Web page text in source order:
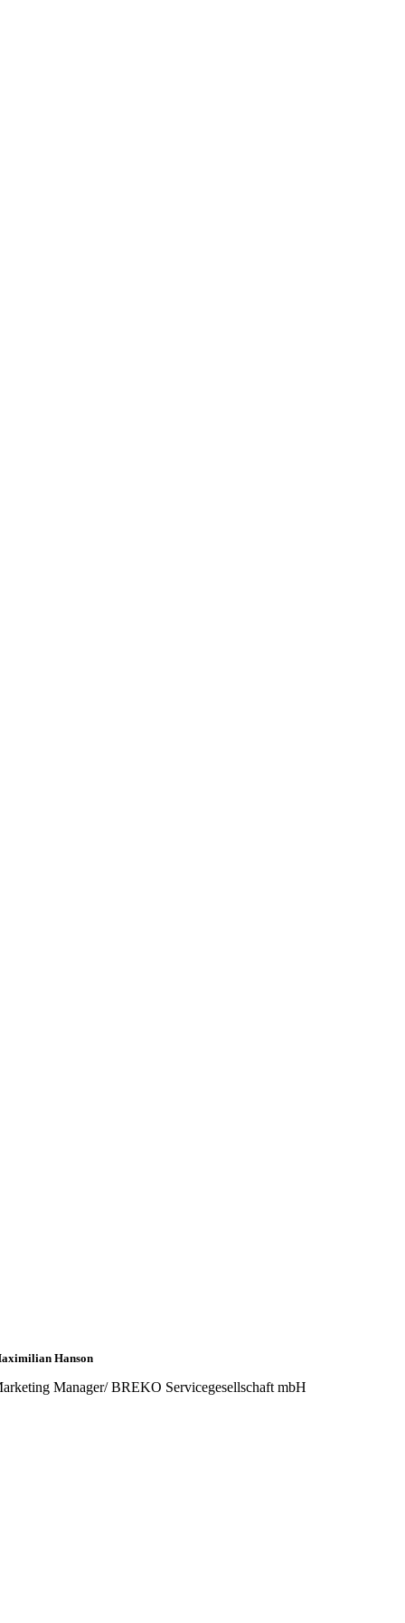
Hanson
Manager/ BREKO Servicegesellschaft mbH